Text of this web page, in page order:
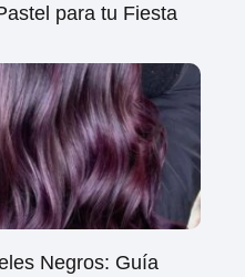
para tu Fiesta
Negros: Guía